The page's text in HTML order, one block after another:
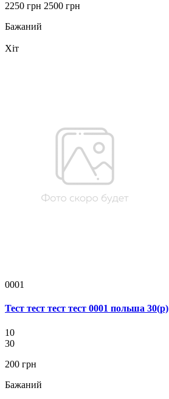
2250 грн 2500 грн
Бажаний
Хіт
0001
Тест тест тест тест 0001 польша 30(р)
10
30
200 грн
Бажаний